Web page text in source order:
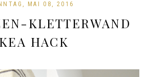
MAI 08, 2016
KLETTERWAND
HACK